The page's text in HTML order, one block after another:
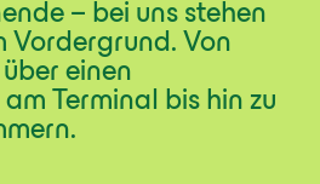
– bei uns stehen
Vordergrund. Von
einen
Terminal bis hin zu